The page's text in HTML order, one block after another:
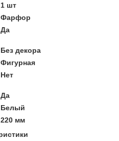
1 шт
Фарфор
Да
Без декора
Фигурная
Нет
Да
Белый
220 мм